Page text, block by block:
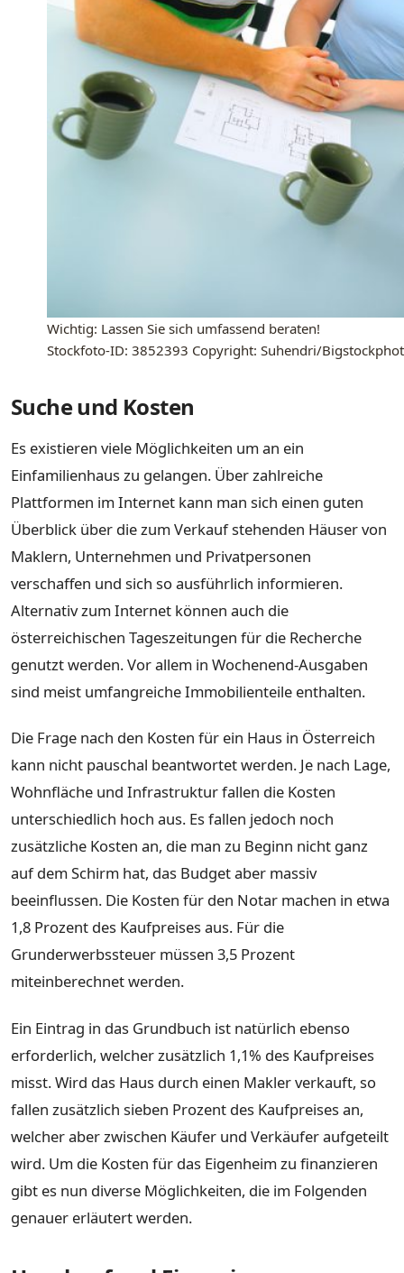
Wichtig: Lassen Sie sich umfassend beraten!
Stockfoto-ID: 3852393 Copyright: Suhendri/
Suche und Kosten
Es existieren viele Möglichkeiten um an ein
Einfamilienhaus zu gelangen. Über zahlreiche
Plattformen im Internet kann man sich einen guten
Überblick über die zum Verkauf stehenden Häuser von
Maklern, Unternehmen und Privatpersonen
verschaffen und sich so ausführlich informieren.
Alternativ zum Internet können auch die
österreichischen Tageszeitungen für die Recherche
genutzt werden. Vor allem in Wochenend-Ausgaben
sind meist umfangreiche Immobilienteile enthalten.
Die Frage nach den Kosten für ein Haus in Österreich
kann nicht pauschal beantwortet werden. Je nach Lage,
Wohnfläche und Infrastruktur fallen die Kosten
unterschiedlich hoch aus. Es fallen jedoch noch
zusätzliche Kosten an, die man zu Beginn nicht ganz
auf dem Schirm hat, das Budget aber massiv
beeinflussen. Die Kosten für den Notar machen in etwa
1,8 Prozent des Kaufpreises aus. Für die
Grunderwerbssteuer müssen 3,5 Prozent
miteinberechnet werden.
Ein Eintrag in das Grundbuch ist natürlich ebenso
erforderlich, welcher zusätzlich 1,1% des Kaufpreises
misst. Wird das Haus durch einen Makler verkauft, so
fallen zusätzlich sieben Prozent des Kaufpreises an,
welcher aber zwischen Käufer und Verkäufer aufgeteilt
wird. Um die Kosten für das Eigenheim zu finanzieren
gibt es nun diverse Möglichkeiten, die im Folgenden
genauer erläutert werden.